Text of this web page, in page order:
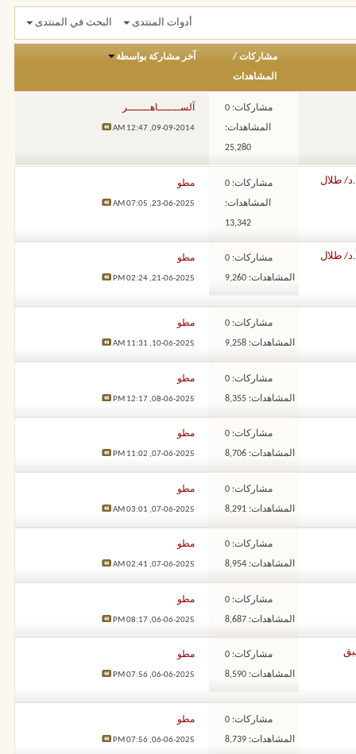
أدوات المنتدى البحث في المنتدى
مشاركات /
المشاهدات
آخر مشاركة بواسطة
مشاركات: 0
المشاهدات:
25,280
آلســـــــاهـــــــر
09-09-2014,
12:47 AM
طلال مشاركات: 0
المشاهدات:
13,342
مطو
23-06-2025,
07:05 AM
طلال مشاركات: 0
المشاهدات: 9,260
مطو
21-06-2025,
02:24 PM
مشاركات: 0
المشاهدات: 9,258
مطو
10-06-2025,
11:31 AM
مشاركات: 0
المشاهدات: 8,355
مطو
08-06-2025,
12:17 PM
مشاركات: 0
المشاهدات: 8,706
مطو
07-06-2025,
11:02 PM
مشاركات: 0
المشاهدات: 8,291
مطو
07-06-2025,
03:01 AM
مشاركات: 0
المشاهدات: 8,954
مطو
07-06-2025,
02:41 AM
مشاركات: 0
المشاهدات: 8,687
مطو
06-06-2025,
08:17 PM
الحقيق مشاركات: 0
المشاهدات: 8,590
مطو
06-06-2025,
07:56 PM
مشاركات: 0
المشاهدات: 8,739
مطو
06-06-2025,
07:56 PM